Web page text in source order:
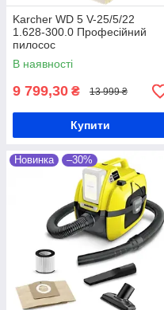
Karcher WD 5 V-25/5/22
1.628-300.0 Професійний
пилосос
В наявності
9 799,30 ₴ 13 999 ₴
Купити
Новинка –30%